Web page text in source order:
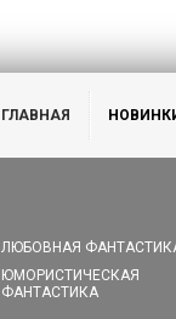
ГЛАВНАЯ
ЛЮБОВНАЯ
ЮМОРИСТИЧЕСКАЯ
ФАНТАСТИКА